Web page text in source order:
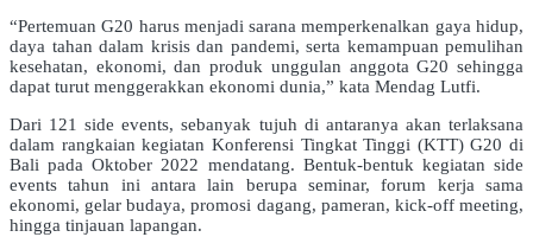
“Pertemuan G20 harus menjadi sarana memperkenalkan gaya hidup,
daya tahan dalam krisis dan pandemi, serta kemampuan pemulihan
kesehatan, ekonomi, dan produk unggulan anggota G20 sehingga
dapat turut menggerakkan ekonomi dunia,” kata Mendag Lutfi.
Dari 121 side events, sebanyak tujuh di antaranya akan terlaksana
dalam rangkaian kegiatan Konferensi Tingkat Tinggi (KTT) G20 di
Bali pada Oktober 2022 mendatang. Bentuk-bentuk kegiatan side
events tahun ini antara lain berupa seminar, forum kerja sama
ekonomi, gelar budaya, promosi dagang, pameran, kick-off meeting,
hingga tinjauan lapangan.